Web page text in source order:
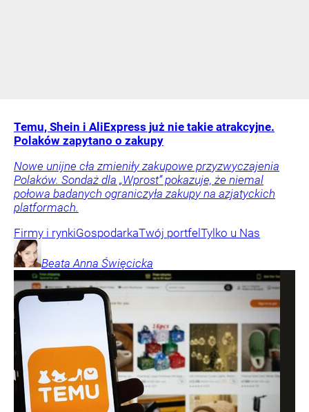
Temu, Shein i AliExpress już nie takie atrakcyjne.
Polaków zapytano o zakupy
Nowe unijne cła zmieniły zakupowe przyzwyczajenia
Polaków. Sondaż dla „Wprost” pokazuje, że niemal
połowa badanych ograniczyła zakupy na azjatyckich
platformach.
Firmy i rynkiGospodarkaTwój portfel Tylko u Nas
Beata Anna Święcicka